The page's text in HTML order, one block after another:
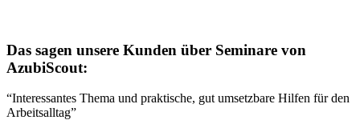
Das sagen unsere Kunden über Seminare von
AzubiScout:
“Interessantes Thema und praktische, gut umsetzbare Hilfen für den
Arbeitsalltag”